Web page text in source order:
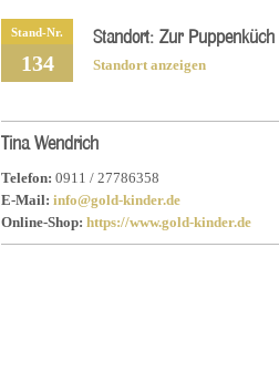
Stand-Nr.
134
Standort: Zur Puppenküch
Standort anzeigen
Tina Wendrich
Telefon: 0911 / 27786358
E-Mail: info@gold-kinder.de
Online-Shop: https://www.gold-kinder.de